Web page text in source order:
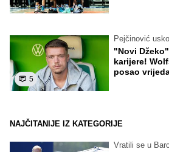
5
Pejčinović
"Novi
karijere!
posao
NAJČITANIJE IZ KATEGORIJE
Vratili se u